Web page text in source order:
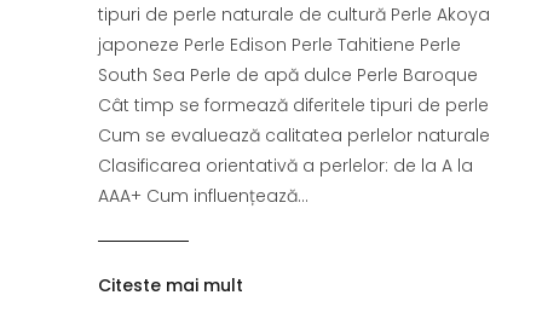
tipuri de perle naturale de cultură Perle Akoya
japoneze Perle Edison Perle Tahitiene Perle
South Sea Perle de apă dulce Perle Baroque
Cât timp se formează diferitele tipuri de perle
Cum se evaluează calitatea perlelor naturale
Clasificarea orientativă a perlelor: de la A la
AAA+ Cum influențează...
Citeste mai mult